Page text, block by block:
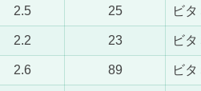
2.5 25 ビ
2.2 23 ビ
2.6 89 ビ